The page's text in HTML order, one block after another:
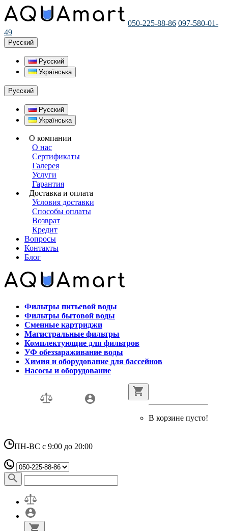
050-225-88-86 097-580-01-
49
Русский
Русский
Українська
Русский
Русский
Українська
О компании
О нас
Сертификаты
Галерея
Услуги
Гарантия
Доставка и оплата
Условия доставки
Способы оплаты
Возврат
Кредит
Вопросы
Контакты
Блог
Фильтры питьевой воды
Фильтры бытовой воды
Сменные картриджи
Магистральные фильтры
Комплектующие для фильтров
УФ обеззараживание воды
Химия и оборудование для бассейнов
Насосы и оборудование
В корзине пусто!
ПН-ВС с 9:00 до 20:00